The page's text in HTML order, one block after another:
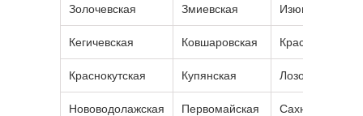
Золочевская Змиевская Изюмская
Кегичевская Ковшаровская
Краснокутская Купянская Лозовская
Нововодолажская Первомайская